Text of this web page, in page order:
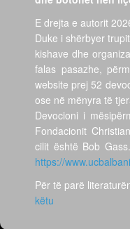
E drejta e autorit
Duke i shërbyer
kishave dhe
falas pasazhe,
website prej 52
ose në mënyra të
Devocioni i
Fondacionit
cilit është Bob
https://
Për të parë
këtu